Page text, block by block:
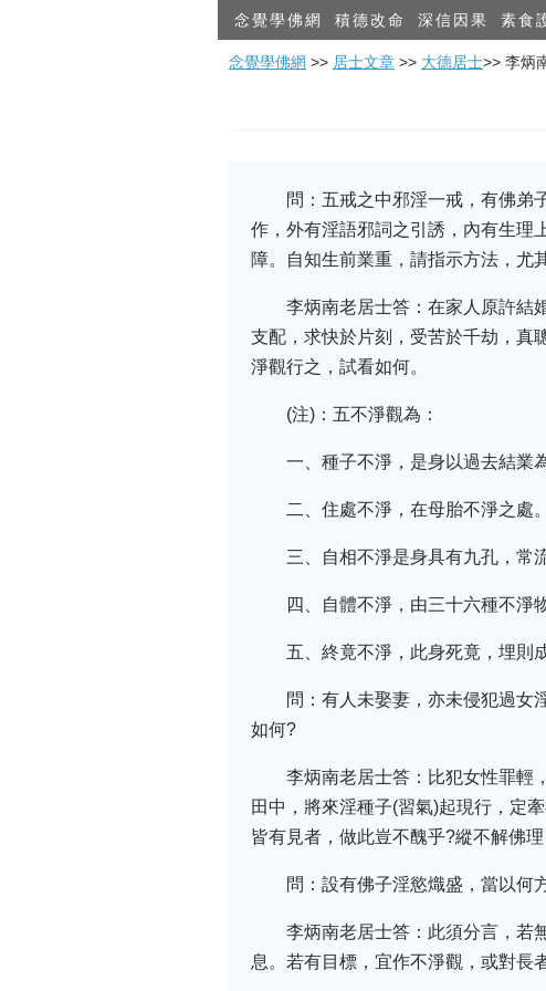
念覺學佛網 積德改命 深信因果 素食
念覺學佛網 >> 居士文章 >> 大德居士>> 李炳
問：五戒之中邪淫一戒，有佛弟
作，外有淫語邪詞之引誘，內有生理
障。自知生前業重，請指示方法，尤
李炳南老居士答：在家人原許結
支配，求快於片刻，受苦於千劫，真
淨觀行之，試看如何。
(注)：五不淨觀為：
一、種子不淨，是身以過去結業
二、住處不淨，在母胎不淨之處。
三、自相不淨是身具有九孔，常
四、自體不淨，由三十六種不淨
五、終竟不淨，此身死竟，埋則
問：有人未娶妻，亦未侵犯過女
如何?
李炳南老居士答：比犯女性罪輕
田中，將來淫種子(習氣)起現行，定
皆有見者，做此豈不醜乎?縱不解佛
問：設有佛子淫慾熾盛，當以何
李炳南老居士答：此須分言，若
息。若有目標，宜作不淨觀，或對長